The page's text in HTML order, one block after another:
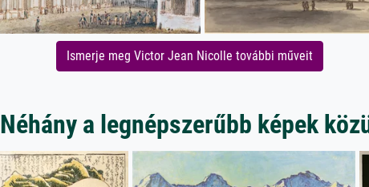
Ismerje meg Victor Jean Nicolle további műveit
Néhány a legnépszerűbb képek